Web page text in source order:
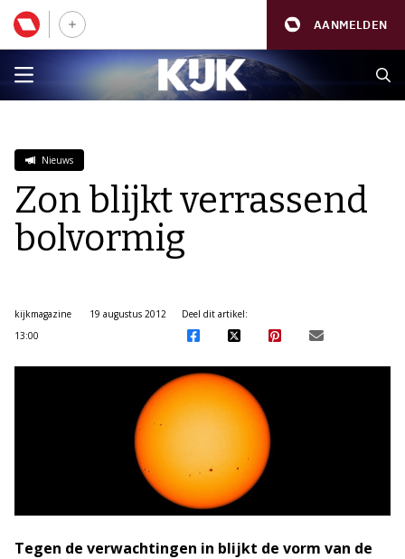
AANMELDEN
Nieuws
Zon blijkt verrassend
bolvormig
kijkmagazine
19 augustus 2012
13:00
Deel dit artikel:
Tegen de verwachtingen in blijkt de vorm van de